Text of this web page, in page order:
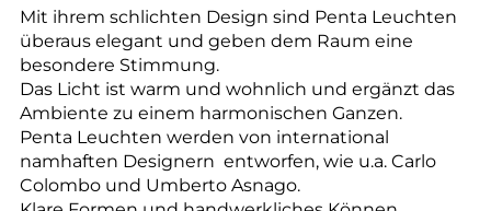
Mit ihrem schlichten Design sind Penta Leuchten
überaus elegant und geben dem Raum eine
besondere Stimmung.
Das Licht ist warm und wohnlich und ergänzt das
Ambiente zu einem harmonischen Ganzen.
Penta Leuchten werden von international
namhaften Designern entworfen, wie u.a. Carlo
Colombo und Umberto Asnago.